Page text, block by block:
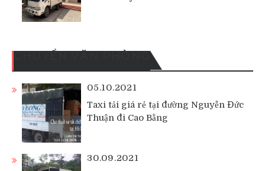
05.10.2021
Taxi tải giá rẻ tại đường Nguyễn Đức
Thuận đi Cao Bằng
30.09.2021